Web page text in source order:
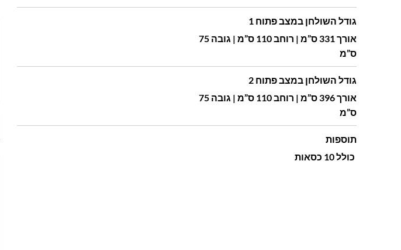
גודל השולחן במצב פתוח 1
אורך 331 ס”מ | רוחב 110 ס”מ | גובה 75
ס”מ
גודל השולחן במצב פתוח 2
אורך 396 ס”מ | רוחב 110 ס”מ | גובה 75
ס”מ
תוספות
כולל 10 כסאות